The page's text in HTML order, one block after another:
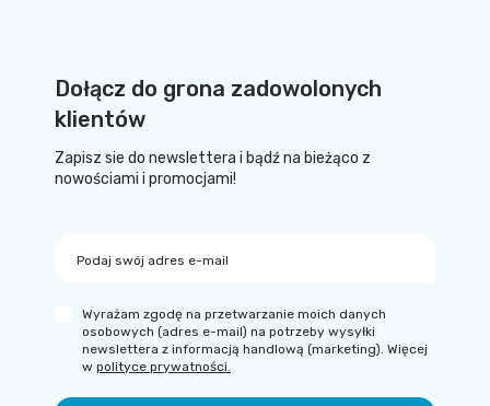
Dołącz do grona zadowolonych
klientów
Zapisz sie do newslettera i bądź na bieżąco z
nowościami i promocjami!
Podaj swój adres e-mail
Wyrażam zgodę na przetwarzanie moich danych
osobowych (adres e-mail) na potrzeby wysyłki
newslettera z informacją handlową (marketing). Więcej
w polityce prywatności.